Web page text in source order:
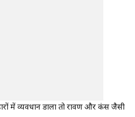
में व्यवधान डाला तो रावण और कंस जैसी